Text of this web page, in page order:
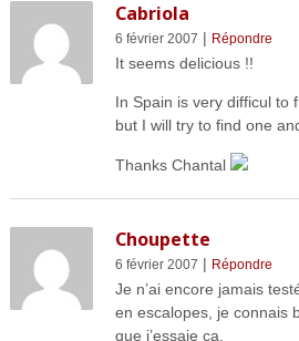
Cabriola
6 février 2007 | Répondre
It seems delicious !!
In Spain is very difficul to
but I will try to find one
Thanks Chantal
Choupette
6 février 2007 | Répondre
Je n’ai encore jamais
en escalopes, je connais
que j’essaie ça.